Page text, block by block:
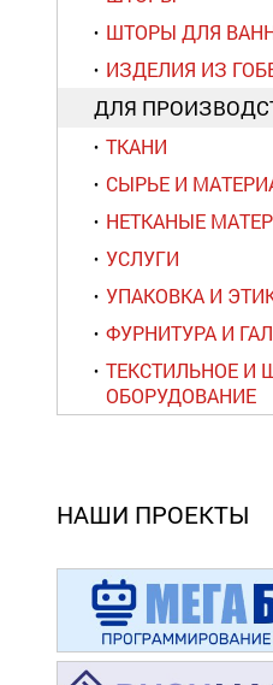
ШТОРЫ ДЛЯ
ИЗДЕЛИЯ ИЗ
ДЛЯ
ТКАНИ
СЫРЬЕ И
НЕТКАНЫЕ
УСЛУГИ
УПАКОВКА И
ФУРНИТУРА И
ТЕКСТИЛЬНОЕ И
ОБОРУДОВАНИЕ
НАШИ ПРОЕКТЫ